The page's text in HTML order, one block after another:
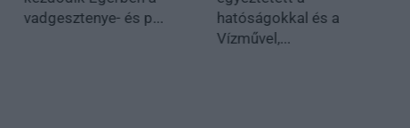
vadgesztenye- és p...
hatóságokkal és a
Vízművel,...